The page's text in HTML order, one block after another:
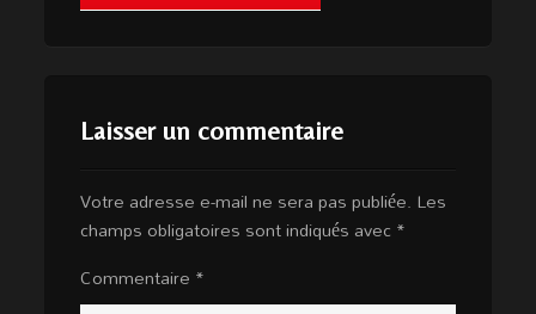
Laisser un commentaire
Votre adresse e-mail ne sera pas publiée. Les
champs obligatoires sont indiqués avec *
Commentaire *